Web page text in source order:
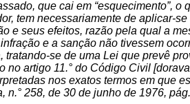
que cai em “esquecimento”, o
tem necessariamente de aplicar-
e seus efeitos, razão pela qual a
e a sanção não tivessem
se de uma Lei que prevê
artigo 11.° do Código Civil
nos exatos termos em que
n.° 258, de 30 de junho de 1976,